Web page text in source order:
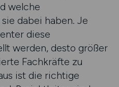
welche
dabei haben. Je
diese
werden, desto größer
Fachkräfte zu
ist die richtige